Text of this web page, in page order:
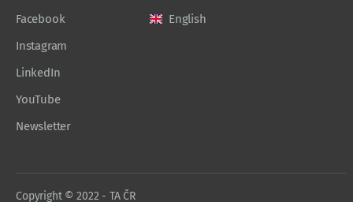
Facebook
Instagram
LinkedIn
YouTube
Newsletter
English
Copyright © 2022 - TA ČR